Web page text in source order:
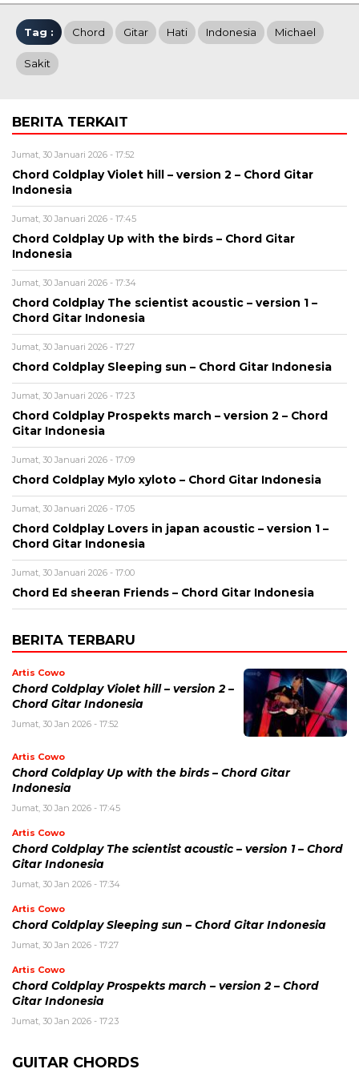
Tag : Chord Gitar Hati Indonesia Michael
Sakit
BERITA TERKAIT
Jumat, 30 Januari 2026 - 17:52
Chord Coldplay Violet hill – version 2 – Chord Gitar
Indonesia
Jumat, 30 Januari 2026 - 17:45
Chord Coldplay Up with the birds – Chord Gitar
Indonesia
Jumat, 30 Januari 2026 - 17:34
Chord Coldplay The scientist acoustic – version 1 –
Chord Gitar Indonesia
Jumat, 30 Januari 2026 - 17:27
Chord Coldplay Sleeping sun – Chord Gitar Indonesia
Jumat, 30 Januari 2026 - 17:23
Chord Coldplay Prospekts march – version 2 – Chord
Gitar Indonesia
Jumat, 30 Januari 2026 - 17:09
Chord Coldplay Mylo xyloto – Chord Gitar Indonesia
Jumat, 30 Januari 2026 - 17:05
Chord Coldplay Lovers in japan acoustic – version 1 –
Chord Gitar Indonesia
Jumat, 30 Januari 2026 - 17:00
Chord Ed sheeran Friends – Chord Gitar Indonesia
BERITA TERBARU
Artis Cowo
Chord Coldplay Violet hill – version 2 –
Chord Gitar Indonesia
Jumat, 30 Jan 2026 - 17:52
Artis Cowo
Chord Coldplay Up with the birds – Chord Gitar
Indonesia
Jumat, 30 Jan 2026 - 17:45
Artis Cowo
Chord Coldplay The scientist acoustic – version 1 – Chord
Gitar Indonesia
Jumat, 30 Jan 2026 - 17:34
Artis Cowo
Chord Coldplay Sleeping sun – Chord Gitar Indonesia
Jumat, 30 Jan 2026 - 17:27
Artis Cowo
Chord Coldplay Prospekts march – version 2 – Chord
Gitar Indonesia
Jumat, 30 Jan 2026 - 17:23
GUITAR CHORDS